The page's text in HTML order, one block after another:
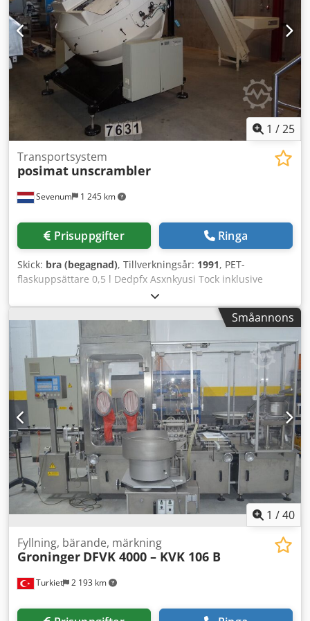
om din förpackningsuppgift. Vanligtvis har vi alltid 30–50
olika nya maskiner tillgängliga direkt från lager. För
kundanpassade maskiner erbjuder vi dessutom mycket
korta leveranstider från cirka 3 veckor. Alla maskiner
levereras med full garanti.
1 /25
Sevenum 1 245 km
Transportsystem
posimat unscrambler
Prisuppgifter Ringa
Skick: bra (begagnad), Tillverkningsår: 1991, PET-
flaskuppsättare 0,5 l Dedpfx Asxnkyusi Tock inklusive
Småannons
1 /40
Turkiet 2 193 km
Fyllning, bärande, märkning
Groninger DFVK 4000 – KVK 106 B